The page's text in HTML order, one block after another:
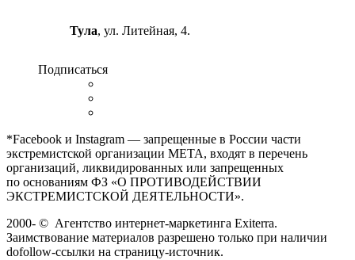
Тула, ул. Литейная, 4.
Подписаться
*Facebook и Instagram — запрещенные в России части
экстремистской организации META, входят в перечень
организаций, ликвидированных или запрещенных
по основаниям ФЗ «О ПРОТИВОДЕЙСТВИИ
ЭКСТРЕМИСТСКОЙ ДЕЯТЕЛЬНОСТИ».
2000- © Агентство интернет-маркетинга Exiterra.
Заимствование материалов разрешено только при наличии
dofollow-ссылки на страницу-источник.